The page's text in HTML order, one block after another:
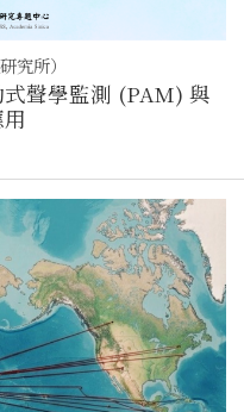
究所）
式聲學監測 (PAM) 與